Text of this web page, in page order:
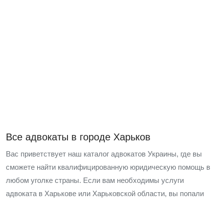
Все адвокаты в городе Харьков
Вас приветствует наш каталог адвокатов Украины, где вы
сможете найти квалифицированную юридическую помощь в
любом уголке страны. Если вам необходимы услуги
адвоката в Харькове или Харьковской области, вы попали